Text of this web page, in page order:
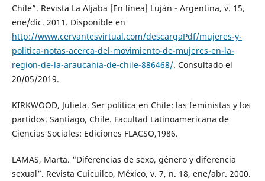
Chile”. Revista La Aljaba [En línea] Luján - Argentina, v. 15,
ene/dic. 2011. Disponible en
http://www.cervantesvirtual.com/descargaPdf/mujeres-y-
politica-notas-acerca-del-movimiento-de-mujeres-en-la-
region-de-la-araucania-de-chile-886468/. Consultado el
20/05/2019.
KIRKWOOD, Julieta. Ser política en Chile: las feministas y los
partidos. Santiago, Chile. Facultad Latinoamericana de
Ciencias Sociales: Ediciones FLACSO,1986.
LAMAS, Marta. “Diferencias de sexo, género y diferencia
sexual”. Revista Cuicuilco, México, v. 7, n. 18, ene/abr. 2000.